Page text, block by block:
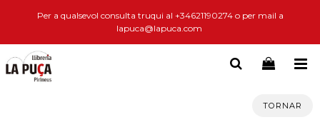
Per a qualsevol consulta truqui al +34621190274 o per mail a
lapuca@lapuca.com
TORNAR